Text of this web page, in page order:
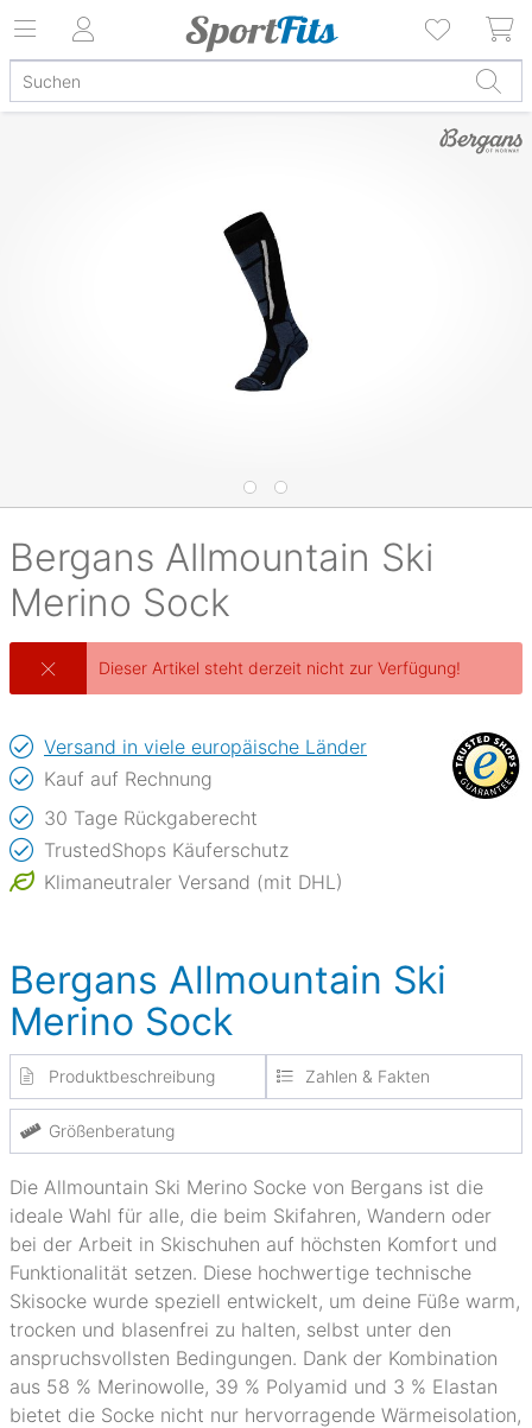
Bergans Allmountain Ski
Merino Sock
Dieser Artikel steht derzeit nicht zur Verfügung!
Versand in viele europäische Länder
Kauf auf Rechnung
30 Tage Rückgaberecht
TrustedShops Käuferschutz
Klimaneutraler Versand (mit DHL)
Bergans Allmountain Ski
Merino Sock
Produktbeschreibung Zahlen & Fakten
Größenberatung
Die Allmountain Ski Merino Socke von Bergans ist die
ideale Wahl für alle, die beim Skifahren, Wandern oder
bei der Arbeit in Skischuhen auf höchsten Komfort und
Funktionalität setzen. Diese hochwertige technische
Skisocke wurde speziell entwickelt, um deine Füße warm,
trocken und blasenfrei zu halten, selbst unter den
anspruchsvollsten Bedingungen. Dank der Kombination
aus 58 % Merinowolle, 39 % Polyamid und 3 % Elastan
bietet die Socke nicht nur hervorragende Wärmeisolation,